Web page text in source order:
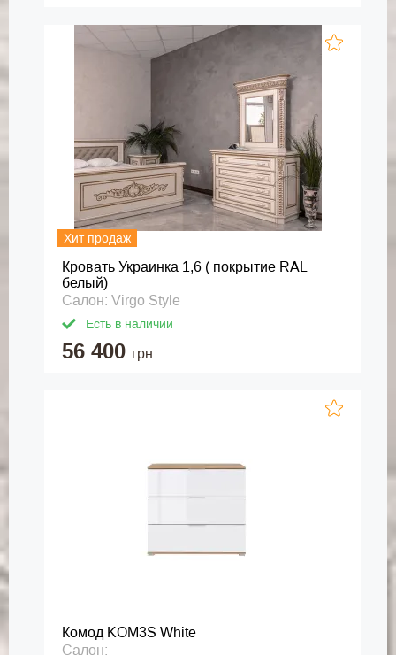
Хит продаж
Кровать Украинка 1,6 ( покрытие RAL
белый)
Салон: Virgo Style
Есть в наличии
56 400 грн
Комод KOM3S White
Салон: